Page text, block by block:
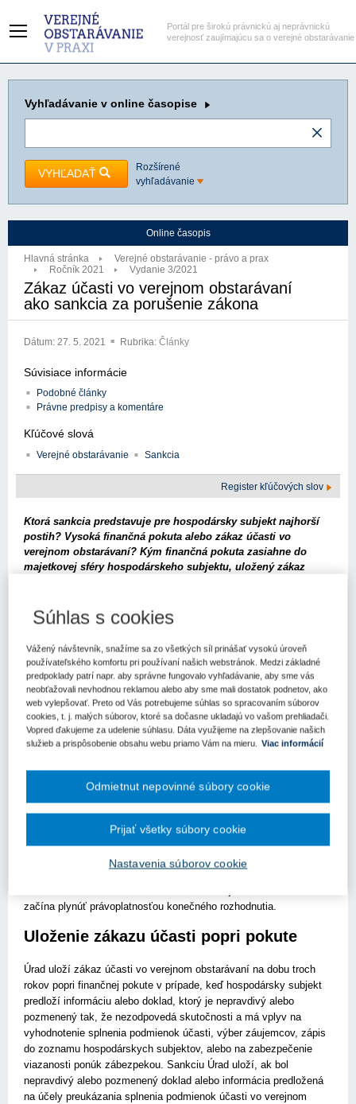
Portál pre širokú právnickú aj neprávnickú
verejnosť zaujímajúcu sa o verejné obstarávanie
Vyhľadávanie v online časopise
VYHĽADAŤ
Rozšírené
vyhľadávanie
Online časopis
Hlavná stránka
Verejné obstarávanie - právo a prax
Ročník 2021
Vydanie 3/2021
Zákaz účasti vo verejnom obstarávaní
ako sankcia za porušenie zákona
Dátum: 27. 5. 2021 Rubrika: Články
Súvisiace informácie
Podobné články
Právne predpisy a komentáre
Kľúčové slová
Verejné obstarávanie Sankcia
Register kľúčových slov
Ktorá sankcia predstavuje pre hospodársky subjekt najhorší
postih? Vysoká finančná pokuta alebo zákaz účasti vo
verejnom obstarávaní? Kým finančná pokuta zasiahne do
majetkovej sféry hospodárskeho subjektu, uložený zákaz
časovom období a predstavuje do istej miery aj (oprávnený)
zásah do dobrej povesti právnickej osoby, najmä ak bol zákaz
účasti vo verejnom obstarávaní uložený v súvislosti so
spáchaným trestným činom.
Zákaz účasti vo verejnom obstarávaní ako sankciu za porušenie
zákona je okrem Úradu pre verejné obstarávanie SR (ďalej len
"Úrad") oprávnený uložiť aj Protimonopolný úrad SR a príslušný
súd ako trest za spáchaný trestný čin.
Zákaz účasti vo verejnom obstarávaní ako sankcia uložená
Úradom predstavuje správny delikt, pričom Úrad ukladá zákaz
účasti vo verejnom obstarávaní uchádzačovi, záujemcovi alebo
hospodárskemu subjektu popri uloženej pokute, ako aj samostatne
v závislosti od konkrétneho porušenia. Úrad pri začatí správneho
začína plynúť právoplatnosťou konečného rozhodnutia.
Uloženie zákazu účasti popri pokute
Úrad uloží zákaz účasti vo verejnom obstarávaní na dobu troch
rokov popri finančnej pokute v prípade, keď hospodársky subjekt
predloží informáciu alebo doklad, ktorý je nepravdivý alebo
pozmenený tak, že nezodpovedá skutočnosti a má vplyv na
vyhodnotenie splnenia podmienok účasti, výber záujemcov, zápis
do zoznamu hospodárskych subjektov, alebo na zabezpečenie
viazanosti ponúk zábezpekou. Sank­ciu Úrad uloží, ak bol
nepravdivý alebo pozmenený doklad alebo informácia predložená
na účely preukázania splnenia podmienok účasti vo verejnom
Súhlas s cookies
Vážený návštevník, snažíme sa zo všetkých síl prinášať vysokú úroveň
používateľského komfortu pri používaní našich webstránok. Medzi základné
predpoklady patrí napr. aby správne fungovalo vyhľadávanie, aby sme vás
neobťažovali nevhodnou reklamou alebo aby sme mali dostatok podnetov, ako
web vylepšovať. Preto od Vás potrebujeme súhlas so spracovaním súborov
cookies, t. j. malých súborov, ktoré sa dočasne ukladajú vo vašom prehliadači.
Vopred ďakujeme za udelenie súhlasu. Dáta využijeme na zlepšovanie našich
služieb a prispôsobenie obsahu webu priamo Vám na mieru.
Viac informácií
Nastavenia súborov cookie
Odmietnut nepovinné súbory cookie
Prijať všetky súbory cookie